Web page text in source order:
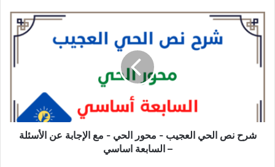
شرح
نص
مع
الإجابةشرح نص الحي العجيب - محور الحي - مع الإجابة عن الأسئلة
– السابعة اساسي